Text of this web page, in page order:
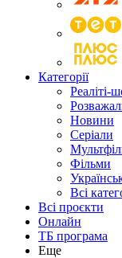
Категорії
Реаліті-
Новини
Серіали
Фільми
Всі
Всі проєкти
Онлайн
ТБ програма
Еще